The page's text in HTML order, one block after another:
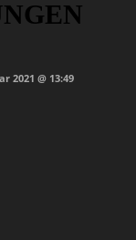
2021 @ 13:49